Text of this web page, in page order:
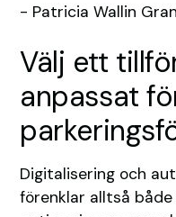
- Patricia Wallin
Välj ett
anpassat
Digitalisering och
förenklar alltså